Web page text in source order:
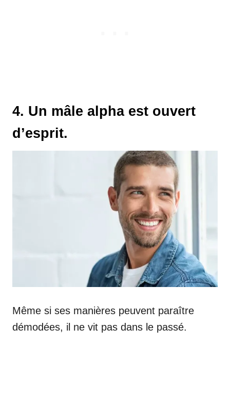
4. Un mâle alpha est ouvert
d’esprit.
Même si ses manières peuvent paraître
démodées, il ne vit pas dans le passé.